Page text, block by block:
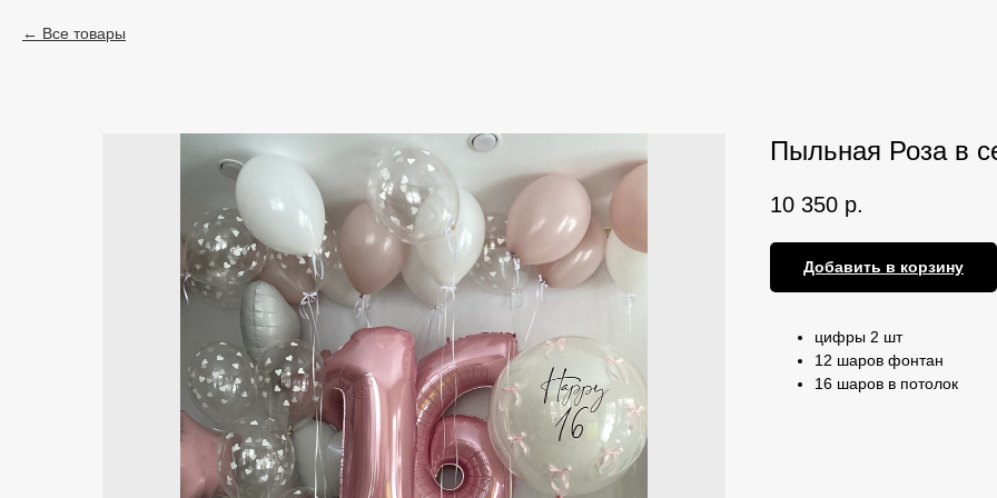
Все товары
Пыльная Роза в
10 350 р.
Добавить в корзину
цифры 2 шт
12 шаров фонтан
16 шаров в потолок